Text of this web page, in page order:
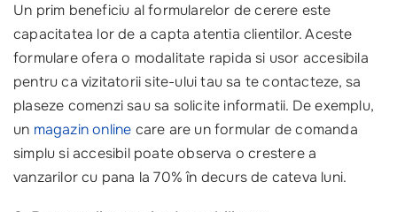
Un prim beneficiu al formularelor de cerere este
capacitatea lor de a capta atentia clientilor. Aceste
formulare ofera o modalitate rapida si usor accesibila
pentru ca vizitatorii site-ului tau sa te contacteze, sa
plaseze comenzi sau sa solicite informatii. De exemplu,
un magazin online care are un formular de comanda
simplu si accesibil poate observa o crestere a
vanzarilor cu pana la 70% în decurs de cateva luni.